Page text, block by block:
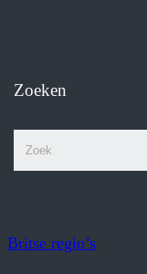
Zoeken
Britse regio’s